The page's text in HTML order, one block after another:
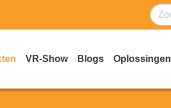
VR-Show Blogs Oplossingen